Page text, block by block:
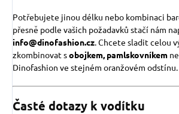
Potřebujete jinou délku nebo kombinaci
přesně podle vašich požadavků stačí nám
info@dinofashion.cz . Chcete sladit celou
zkombinovat sobojkem, pamlskovníkem
Dinofashion ve stejném oranžovém odstínu.
Časté dotazy k vodítku